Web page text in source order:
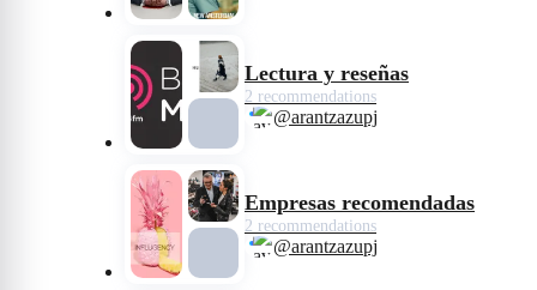
Lectura y reseñas
2 recommendations
@arantzazupj
Empresas recomendadas
2 recommendations
@arantzazupj